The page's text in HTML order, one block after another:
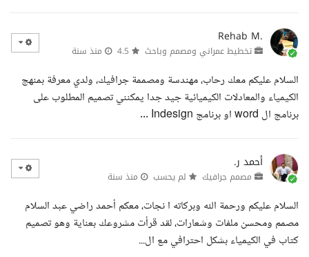
Rehab M.
تخطيط عمراني ومصمم وباحث منذ سنة
السلام عليكم معك رحاب، مهندسة ومصممة جرافيك، ولدي معرفة بمنهج
الكيمياء والمعادلات الكيميائية جيد جدا يمكنني تصميم المطلوب على
برنامج ال word او برنامج Indesign ...
أحمد ر.
مصمم جرافيك لم يحسب منذ سنة
السلام عليكم ورحمة الله وبركاته ا نجات، معكم أحمد راضي عبد السلام
مصمم ومحسن ملفات وشعارات، لقد قرأت مشروعك بعناية وهو تصميم
كتاب في الكيمياء بشكل احترافي مع ال...